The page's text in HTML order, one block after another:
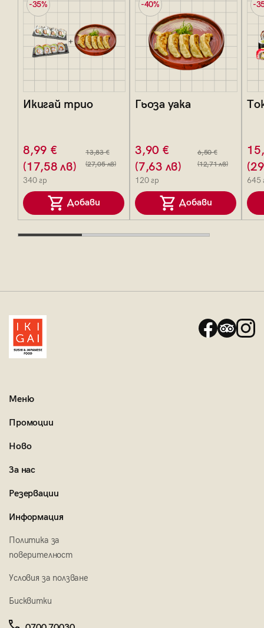
-35%
Икигай трио
8,99 €
(17,58 лв)
13,83 €
(27,05 лв)
340 гр
Добави
-40%
Гьоза уака
3,90 €
(7,63 лв)
6,50 €
(12,71 лв)
120 гр
Добави
-
645
Меню
Промоции
Ново
За нас
Резервации
Информация
Политика за
поверителност
Условия за ползване
Бисквитки